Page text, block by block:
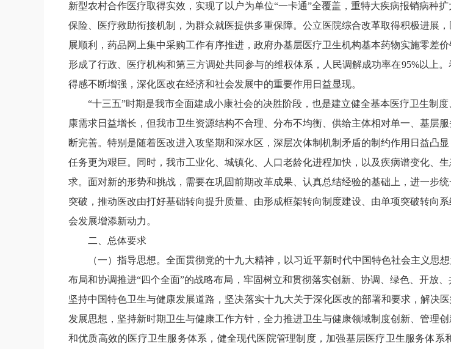
新型农村合作医疗取得实效，实现了以户为单位“一卡通”全覆盖，重特大疾病报销病种扩
保险、医疗救助衔接机制，为群众就医提供多重保障。公立医院综合改革取得积极进展
展顺利，药品网上集中采购工作有序推进，政府办基层医疗卫生机构基本药物实施零差
形成了行政、医疗机构和第三方调处共同参与的维权体系，人民调解成功率在95%以上。
得感不断增强，深化医改在经济和社会发展中的重要作用日益显现。
“十三五”时期是我市全面建成小康社会的决胜阶段，也是建立健全基本医疗卫生制
康需求日益增长，但我市卫生资源结构不合理、分布不均衡、供给主体相对单一、基层
断完善。特别是随着医改进入攻坚期和深水区，深层次体制机制矛盾的制约作用日益凸
任务更为艰巨。同时，我市工业化、城镇化、人口老龄化进程加快，以及疾病谱变化、
求。面对新的形势和挑战，需要在巩固前期改革成果、认真总结经验的基础上，进一步
突破，推动医改由打好基础转向提升质量、由形成框架转向制度建设、由单项突破转向
会发展增添新动力。
二、总体要求
（一）指导思想。全面贯彻党的十九大精神，以习近平新时代中国特色社会主义思
布局和协调推进“四个全面”的战略布局，牢固树立和贯彻落实创新、协调、绿色、开放
坚持中国特色卫生与健康发展道路，坚决落实十九大关于深化医改的部署和要求，解决
发展思想，坚持新时期卫生与健康工作方针，全力推进卫生与健康领域制度创新、管理
和优质高效的医疗卫生服务体系，健全现代医院管理制度，加强基层医疗卫生服务体